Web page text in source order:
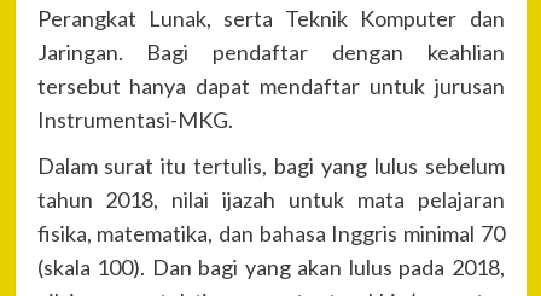
Perangkat Lunak, serta Teknik Komputer dan
Jaringan. Bagi pendaftar dengan keahlian
tersebut hanya dapat mendaftar untuk jurusan
Instrumentasi-MKG.
Dalam surat itu tertulis, bagi yang lulus sebelum
tahun 2018, nilai ijazah untuk mata pelajaran
fisika, matematika, dan bahasa Inggris minimal 70
(skala 100). Dan bagi yang akan lulus pada 2018,